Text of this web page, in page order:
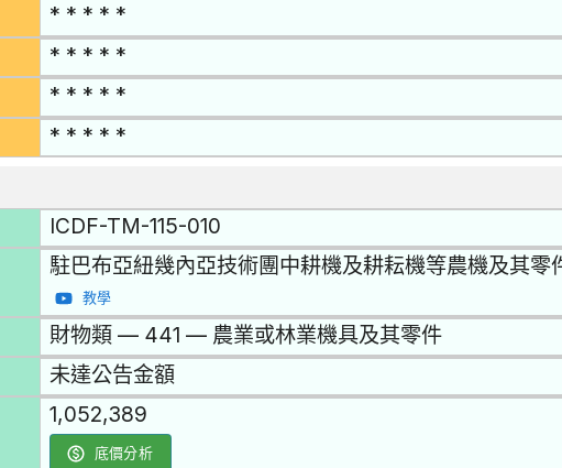
* * * * *
* * * * *
* * * * *
* * * * *
ICDF-TM-115-010
駐巴布亞紐幾內亞技術團中耕機及耕耘機等農機及其零
教學
財物類 — 441 — 農業或林業機具及其零件
未達公告金額
1,052,389
底價分析